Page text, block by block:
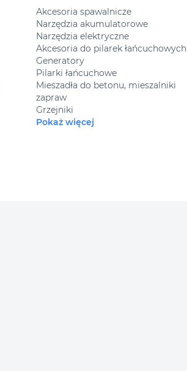
Akcesoria spawalnicze
Narzędzia akumulatorowe
Narzędzia elektryczne
Akcesoria do pilarek łańcuchowych
Generatory
Pilarki łańcuchowe
Mieszadła do betonu, mieszalniki
zapraw
Grzejniki
Pokaż więcej